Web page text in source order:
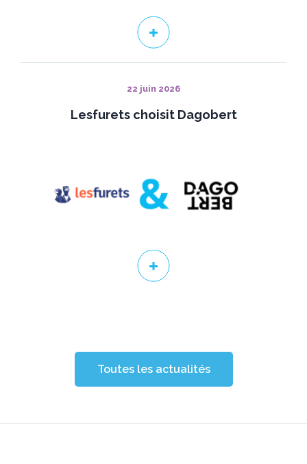
22 juin 2026
Lesfurets choisit Dagobert
Toutes les actualités